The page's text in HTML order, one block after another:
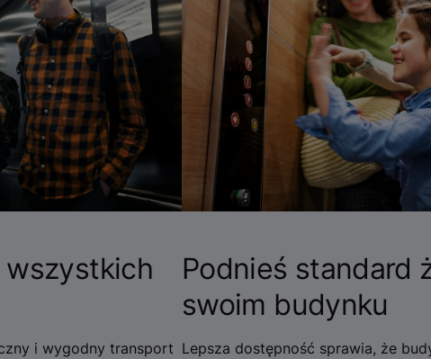
i wygodny transport
Podnieś standard
swoim budynku
Lepsza dostępność sprawia, że